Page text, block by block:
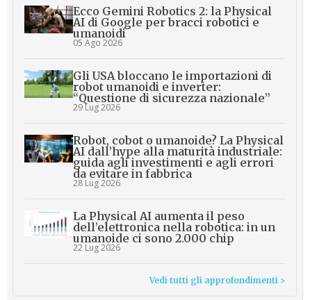
Ecco Gemini Robotics 2: la Physical
AI di Google per bracci robotici e
umanoidi
05 Ago 2026
Gli USA bloccano le importazioni di
robot umanoidi e inverter:
“Questione di sicurezza nazionale”
29 Lug 2026
Robot, cobot o umanoide? La Physical
AI dall’hype alla maturità industriale:
guida agli investimenti e agli errori
da evitare in fabbrica
28 Lug 2026
La Physical AI aumenta il peso
dell’elettronica nella robotica: in un
umanoide ci sono 2.000 chip
22 Lug 2026
Vedi tutti gli approfondimenti >